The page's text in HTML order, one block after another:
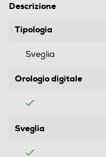
Descrizione
Tipologia
Sveglia
Orologio digitale
Sveglia